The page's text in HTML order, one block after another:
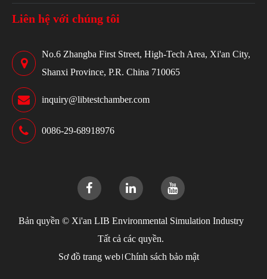
Liên hệ với chúng tôi
No.6 Zhangba First Street, High-Tech Area, Xi'an City,
Shanxi Province, P.R. China 710065
inquiry@libtestchamber.com
0086-29-68918976
Bản quyền © Xi'an LIB Environmental Simulation Industry
Tất cả các quyền.
Sơ đồ trang web Chính sách bảo mật